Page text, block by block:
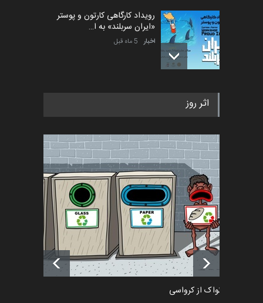
رویداد کارگاهی کارتون و پوستر
«ایران سربلند» به ا…
اخبار 5 ماه قبل
فراخوان رویداد کارگاهی کارتون و
اخبار 6 ماه قبل
تسلیت به همکار | سهراب خیری
اخبار 6 ماه قبل
آغاز دوره‌های تخصصی فصل
تابستان 1405 خانه کاریکات…
اخبار حدود یک ماه قبل
اثر روز
دمیر نواک از کرواسی